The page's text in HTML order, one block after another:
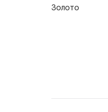
Золото